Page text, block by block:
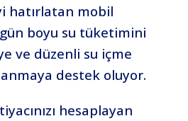
hatırlatan mobil
boyu su tüketimini
ve düzenli su içme
destek oluyor.
hesaplayan